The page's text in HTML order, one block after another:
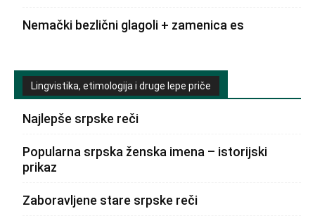
Nemački bezlični glagoli + zamenica es
Lingvistika, etimologija i druge lepe priče
Najlepše srpske reči
Popularna srpska ženska imena – istorijski
prikaz
Zaboravljene stare srpske reči